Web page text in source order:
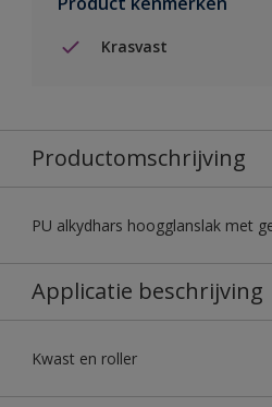
Krasvast
Productomschrijving
PU alkydhars hoogglanslak met
Applicatie beschrijving
Kwast en roller